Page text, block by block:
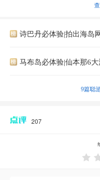
诗巴丹必体验|拍出海岛
马布岛必体验|仙本那6
9篇聪
207
